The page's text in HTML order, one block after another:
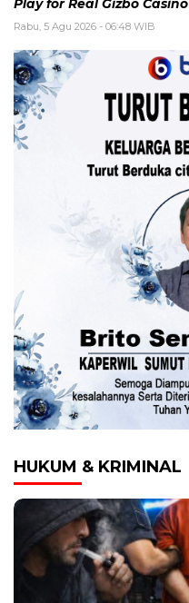
Play for Real Gizbo Casino
Rabu, 5 Agu 2026 - 06:48 WIB
HUKUM & KRIMINAL